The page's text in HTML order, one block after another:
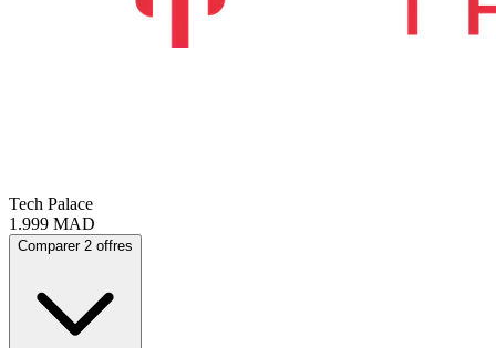
Tech Palace
1.999 MAD
Comparer 2 offres